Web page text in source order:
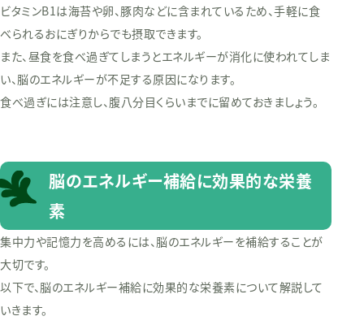
ビタミンB1は海苔や卵、豚肉などに含まれているため、手軽に食
べられるおにぎりからでも摂取できます。
また、昼食を食べ過ぎてしまうとエネルギーが消化に使われてしま
い、脳のエネルギーが不足する原因になります。
食べ過ぎには注意し、腹八分目くらいまでに留めておきましょう。
脳のエネルギー補給に効果的な栄養
素
集中力や記憶力を高めるには、脳のエネルギーを補給することが
大切です。
以下で、脳のエネルギー補給に効果的な栄養素について解説して
いきます。